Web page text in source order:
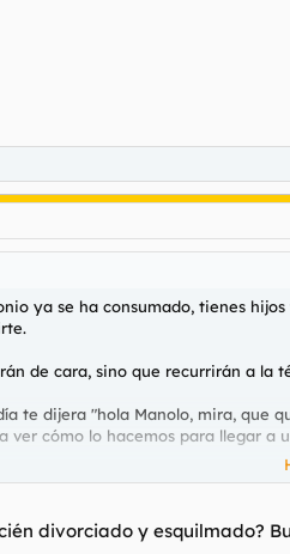
ya se ha consumado, tienes
de cara, sino que recurrirán a la
te dijera "hola Manolo, mira, que
cómo lo hacemos para llegar a
barriobajera. Ella nunca querrá
y arisca contigo, y siempre
mucho mejor que tú. Tu vida
divorciado y esquilmado?